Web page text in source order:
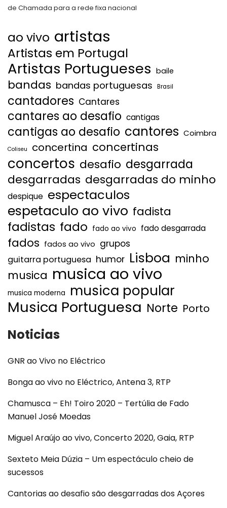
de Chamada para a rede fixa nacional
ao vivo artistas
Artistas em Portugal
Artistas Portugueses baile
bandas bandas portuguesas Brasil
cantadores Cantares
cantares ao desafio cantigas
cantigas ao desafio cantores Coimbra
Coliseu concertina concertinas
concertos desafio desgarrada
desgarradas desgarradas do minho
despique espectaculos
espetaculo ao vivo fadista
fadistas fado fado ao vivo fado desgarrada
fados fados ao vivo grupos
guitarra portuguesa humor Lisboa minho
musica musica ao vivo
musica moderna musica popular
Musica Portuguesa Norte Porto
Noticias
GNR ao Vivo no Eléctrico
Bonga ao vivo no Eléctrico, Antena 3, RTP
Chamusca – Eh! Toiro 2020 – Tertúlia de Fado
Manuel José Moedas
Miguel Araújo ao vivo, Concerto 2020, Gaia, RTP
Sexteto Meia Dúzia – Um espectáculo cheio de
sucessos
Cantorias ao desafio são desgarradas dos Açores